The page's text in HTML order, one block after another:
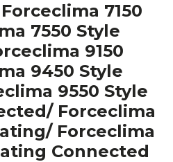
7150
7550 Style
9150
9450 Style
9550 Style
Forceclima
Forceclima
Connected